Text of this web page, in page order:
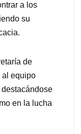
a los
su
de
al equipo
destacándose
en la lucha